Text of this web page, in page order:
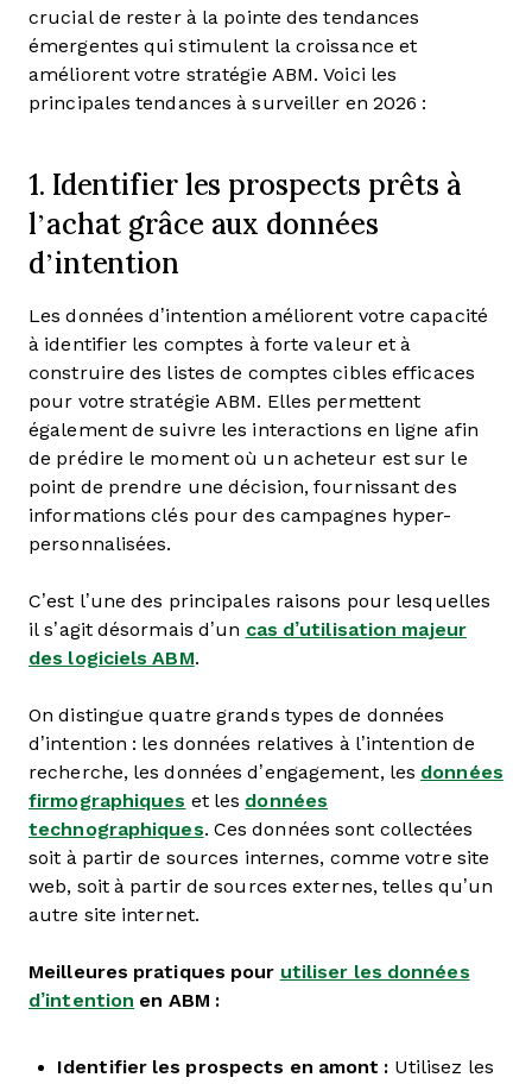
crucial de rester à la pointe des tendances
émergentes qui stimulent la croissance et
améliorent votre stratégie ABM. Voici les
principales tendances à surveiller en 2026 :
1. Identifier les prospects prêts à
l’achat grâce aux données
d’intention
Les données d’intention améliorent votre capacité
à identifier les comptes à forte valeur et à
construire des listes de comptes cibles efficaces
pour votre stratégie ABM. Elles permettent
également de suivre les interactions en ligne afin
de prédire le moment où un acheteur est sur le
point de prendre une décision, fournissant des
informations clés pour des campagnes hyper-
personnalisées.
C’est l’une des principales raisons pour lesquelles
il s’agit désormais d’un cas d’utilisation majeur
des logiciels ABM.
On distingue quatre grands types de données
d’intention : les données relatives à l’intention de
recherche, les données d’engagement, les données
firmographiques et les données
technographiques. Ces données sont collectées
soit à partir de sources internes, comme votre site
web, soit à partir de sources externes, telles qu’un
autre site internet.
Meilleures pratiques pour utiliser les données
d’intention en ABM :
Identifier les prospects en amont : Utilisez les